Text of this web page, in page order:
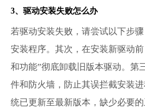
3、 驱动安装失败怎么办
若驱动安装失败，请尝试以下步
安装程序。其次，在安装新驱动
和功能”彻底卸载旧版本驱动。第
件和防火墙，防止其误拦截安装
统已更新至最新版本，缺少必要